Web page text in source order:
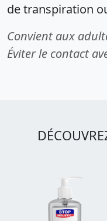
de transpiration
Convient aux
Éviter le contact